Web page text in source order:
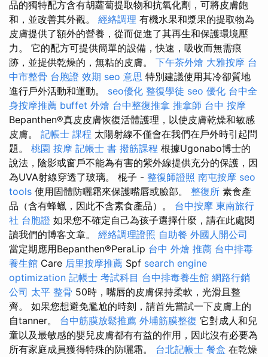
品的獨特配方含有胡蘿蔔提取物和抗氧化劑，可將皮膚飽
和，並改善其外觀。 經絡調理 有機水果和漿果的提取物為
皮膚提供了額外的營養，從而促進了其再生和保護環境壓
力。 它的配方可提供簡單的設備，快速，吸收而無需痕
跡，並提供乾燥的，無粘的皮膚。 下午茶外燴 大雅按摩 台
中市整骨 台胞證 效期 seo 意思 特別建議使用其冷卻質地
進行戶外活動和運動。 seo優化 整復學徒 seo 優化 台中全
身按摩推薦 buffet 外燴 台中整復推拿 推拿師 台中 按摩
Bepanthen®真皮皮膚恢復活體護理，以使皮膚乾燥和敏感
皮膚。 記帳士 課程 太陽射線不僅會在我們在戶外時引起問
題。 桃園 按摩 記帳士 書 撥筋課程 根據Ugonabo博士的
說法，陰影或窗戶不能為有害的紫外線提供充分的保護，因
為UVA射線穿透了玻璃。 棍子 - 整復師證照 南屯按摩 seo
tools 使用固體防曬霜來保護嘴唇或臉部。 整復所 素食產
品（含有蜂蠟，因此不含素食產品）。 台中按摩 東南旅行
社 台胞證 如果您不確定自己為孩子選擇什麼，請在此處閱
讀我們的博客文章。 經絡調理證照 自助餐 外國人開公司
當定期應用Bepanthen®PeraLip 台中 外燴 推薦 台中排毒
養生館 Care 后里按摩推薦 Spf search engine
optimization 記帳士 考試科目 台中排毒養生館 網路行銷
公司 太平 整骨 50時，嘴唇的皮膚保持柔軟，光滑且整
齊。 如果您想避免尷尬的時刻，請首先嘗試一下皮膚上的
自tanner。 台中筋膜放鬆推薦 外埔筋膜整復 它對成人和兒
童以及最敏感的嬰兒皮膚都有有益的作用，因此沒有必要為
所有家庭成員獲得特殊的防曬霜。 台北記帳士 餐盒 在乾燥